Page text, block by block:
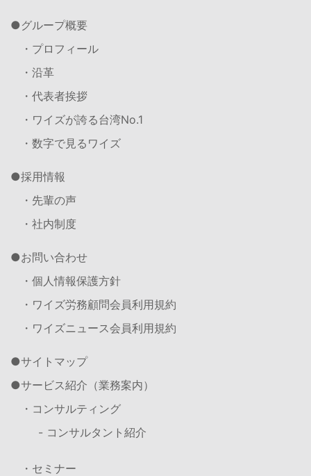
グループ概要
・プロフィール
・沿革
・代表者挨拶
・ワイズが誇る台湾No.1
・数字で見るワイズ
採用情報
・先輩の声
・社内制度
お問い合わせ
・個人情報保護方針
・ワイズ労務顧問会員利用規約
・ワイズニュース会員利用規約
サイトマップ
サービス紹介（業務案内）
・コンサルティング
- コンサルタント紹介
・セミナー